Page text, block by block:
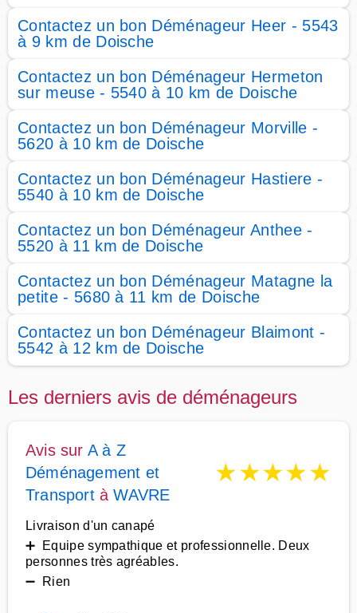
Contactez un bon Déménageur Heer - 5543
à 9 km de Doische
Contactez un bon Déménageur Hermeton
sur meuse - 5540 à 10 km de Doische
Contactez un bon Déménageur Morville -
5620 à 10 km de Doische
Contactez un bon Déménageur Hastiere -
5540 à 10 km de Doische
Contactez un bon Déménageur Anthee -
5520 à 11 km de Doische
Contactez un bon Déménageur Matagne la
petite - 5680 à 11 km de Doische
Contactez un bon Déménageur Blaimont -
5542 à 12 km de Doische
Les derniers avis de déménageurs
Avis sur A à Z
Déménagement et
TransportàWAVRE
★★★★★
Livraison d'un canapé
➕ Equipe sympathique et professionnelle. Deux
personnes très agréables.
➖ Rien